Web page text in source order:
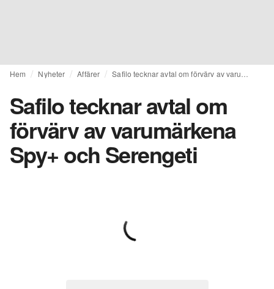
Hem Nyheter Affärer
Safilo tecknar avtal om
förvärv av varumärkena
Spy+ och Serengeti